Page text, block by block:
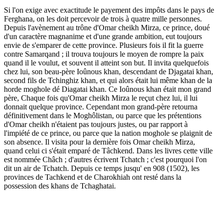
Si l'on exige avec exactitude le payement des impôts dans le pays de
Ferghana, on les doit percevoir de trois à quatre mille personnes.
Depuis l'avènement au trône d'Omar cheikh Mirza, ce prince, doué
d'un caractère magnanime et d'une grande ambition, eut toujours
envie de s'emparer de cette province. Plusieurs fois il fit la guerre
contre Samarqand ; il trouva toujours le moyen de rompre la paix
quand il le voulut, et souvent il atteint son but. Il invita quelquefois
chez lui, son beau-père Ioûnous khan, descendant de Djagatai khan,
second fils de Tchinghiz khan, et qui alors était lui même khan de la
horde moghole dé Diagatai khan. Ce Ioûnous khan était mon grand
père, Chaque fois qu'Omar cheikh Mirza le reçut chez lui, il lui
donnait quelque province. Cependant mon grand­-père retourna
définitivement dans le Moghôlistan, ou parce que les prétentions
d'Omar cheikh n'étaient pas toujours justes, ou par rapport à
l'impiété de ce prince, ou parce que la nation moghole se plaignit de
son absence. Il visita pour la dernière fois Omar cheikh Mirza,
quand celui ci s'était emparé de Tâchkend. Dans les livres cette ville
est nommée Châch ; d'autres écrivent Tchatch ; c'est pourquoi l'on
dit un air de Tchatch. Depuis ce temps jusqu' en 908 (1502), les
provinces de Tachkend et de Charokhiah ont resté dans la
possession des khans de Tchaghatai.